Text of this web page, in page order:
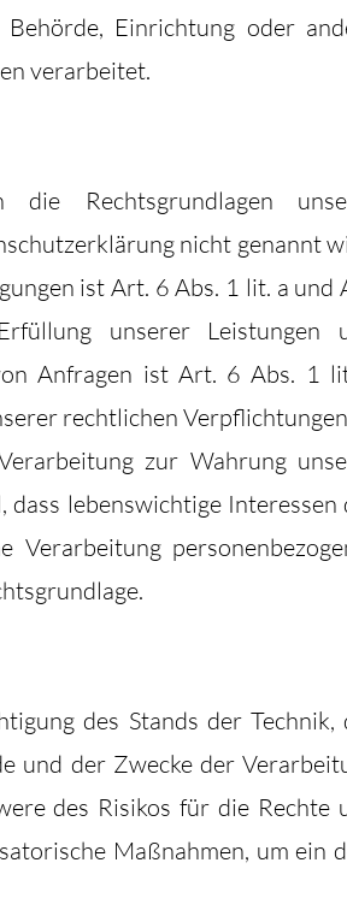
Einrichtung oder
verarbeitet.
Rechtsgrundlagen
nicht genannt
ist Art. 6 Abs. 1 lit. a und
unserer Leistungen
Anfragen ist Art. 6 Abs. 1
rechtlichen
zur Wahrung
lebenswichtige Interessen
des Stands der Technik,
und der Zwecke der
des Risikos für die Rechte
Maßnahmen, um ein